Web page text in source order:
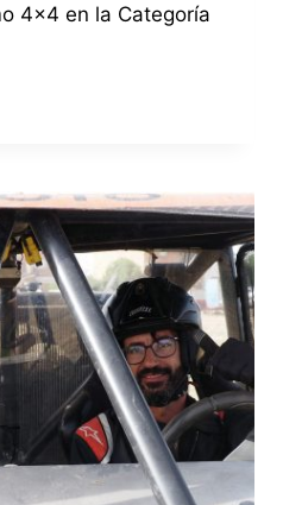
4×4 en la Categoría